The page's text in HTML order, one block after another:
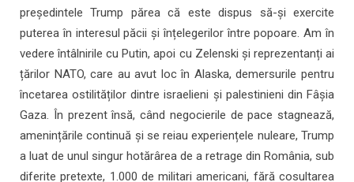
președintele Trump părea că este dispus să-și exercite
puterea în interesul păcii și înțelegerilor între popoare. Am în
vedere întâlnirile cu Putin, apoi cu Zelenski și reprezentanți ai
țărilor NATO, care au avut loc în Alaska, demersurile pentru
încetarea ostilităților dintre israelieni și palestinieni din Fâșia
Gaza. În prezent însă, când negocierile de pace stagnează,
amenințările continuă și se reiau experiențele nuleare, Trump
a luat de unul singur hotărârea de a retrage din România, sub
diferite pretexte, 1.000 de militari americani, fără cosultarea